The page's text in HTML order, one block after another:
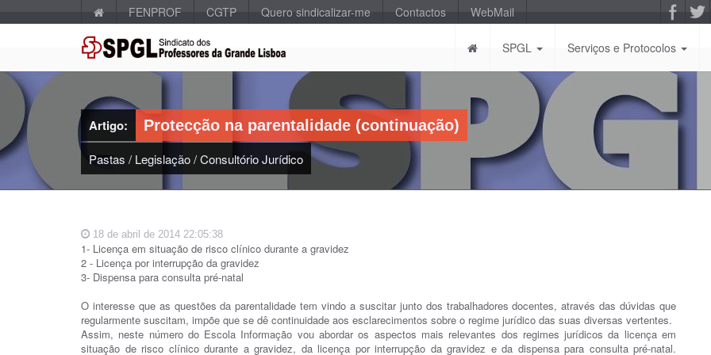
FENPROF CGTP Quero sindicalizar-me Contactos WebMail
SPGL Serviços e Protocolos
Artigo: Protecção na parentalidade (continuação)
Pastas / Legislação/Consultório Jurídico
18 de abril de 2014 22:05:38
1- Licença em situação de risco clínico durante a gravidez
2 - Licença por interrupção da gravidez
3- Dispensa para consulta pré-natal
O interesse que as questões da parentalidade tem vindo a suscitar junto dos trabalhadores docentes, através das dúvidas que
regularmente suscitam, impõe que se dê continuidade aos esclarecimentos sobre o regime jurídico das suas diversas vertentes.
Assim, neste número do Escola Informação vou abordar os aspectos mais relevantes dos regimes jurídicos da licença em
situação de risco clínico durante a gravidez, da licença por interrupção da gravidez e da dispensa para consulta pré-natal.